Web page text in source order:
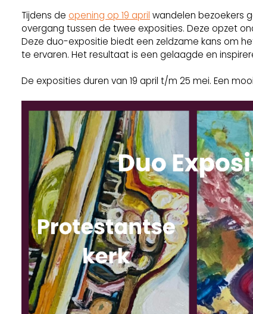
Tijdens de opening op 19 april wandelen bezoekers
overgang tussen de twee exposities. Deze opzet
Deze duo-expositie biedt een zeldzame kans om
te ervaren. Het resultaat is een gelaagde en
De exposities duren van 19 april t/m 25 mei. Een